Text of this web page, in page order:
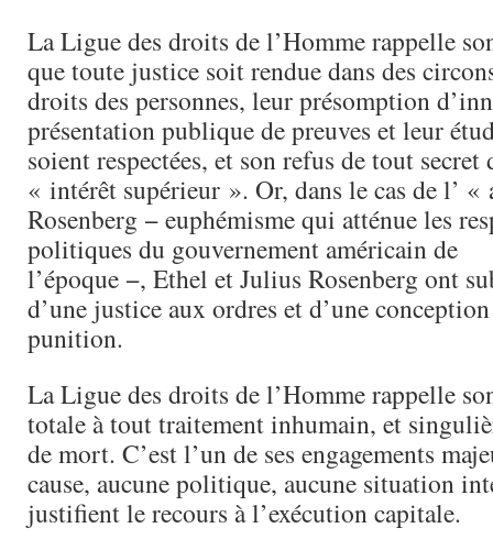
La Ligue des droits de l’Homme rappelle
que toute justice soit rendue dans des
droits des personnes, leur présomption
présentation publique de preuves et leur
soient respectées, et son refus de tout secret
« intérêt supérieur ». Or, dans le cas de l’ «
Rosenberg − euphémisme qui atténue les
politiques du gouvernement américain de
l’époque −, Ethel et Julius Rosenberg ont
d’une justice aux ordres et d’une
punition.
La Ligue des droits de l’Homme rappelle
totale à tout traitement inhumain, et
de mort. C’est l’un de ses engagements
cause, aucune politique, aucune situation
justifient le recours à l’exécution capitale.